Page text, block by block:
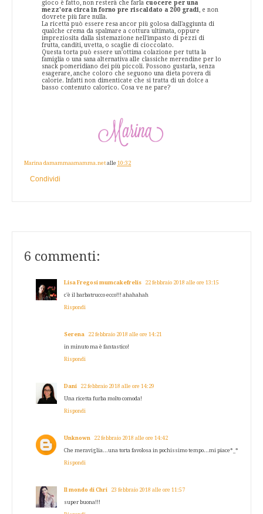
gioco è fatto, non resterà che farla cuocere per una
mezz'ora circa in forno pre riscaldato a 200 gradi , e non
dovrete più fare nulla.
La ricetta può essere resa ancor più golosa dall'aggiunta di
qualche crema da spalmare a cottura ultimata, oppure
impreziosita dalla sistemazione nell'impasto di pezzi di
frutta, canditi, uvetta, o scaglie di cioccolato.
Questa torta può essere un'ottima colazione per tutta la
famiglia o una sana alternativa alle classiche merendine per lo
snack pomeridiano dei più piccoli. Possono gustarla, senza
esagerare, anche coloro che seguono una dieta povera di
calorie. Infatti non dimenticate che si tratta di un dolce a
basso contenuto calorico. Cosa ve ne pare?
Marina damammaamamma.net alle 10:32
Condividi
6 commenti:
Lisa Fregosi mumcakefrelis 22 febbraio 2018 alle ore 13:15
c'è il barbatrucco ecco!!! ahahahah
Rispondi
Serena 22 febbraio 2018 alle ore 14:21
in minuto ma è fantastico!
Rispondi
Dani 22 febbraio 2018 alle ore 14:29
Una ricetta furba molto comoda!
Rispondi
Unknown 22 febbraio 2018 alle ore 14:42
Che meraviglia...una torta favolosa in pochissimo tempo...mi piace*_*
Rispondi
Il mondo di Chri 23 febbraio 2018 alle ore 11:57
super buona!!!